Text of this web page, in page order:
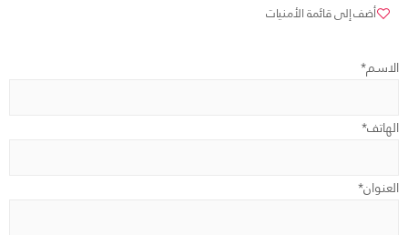
أضف إلى قائمة الأمنيات
الاسم*
الهاتف*
العنوان*